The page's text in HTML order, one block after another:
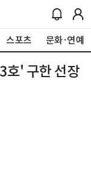
스포츠 문화·연예
호' 구한 선장